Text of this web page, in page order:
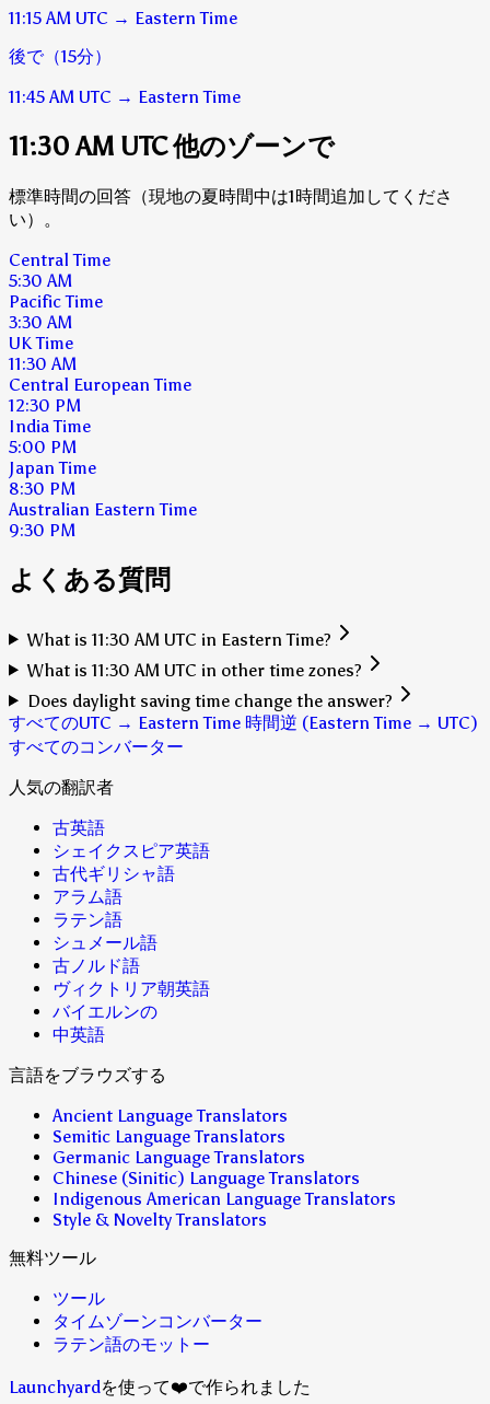
11:15 AM UTC → Eastern Time
後で（15分）
11:45 AM UTC → Eastern Time
11:30 AM UTC 他のゾーンで
標準時間の回答（現地の夏時間中は1時間追加してくださ
い）。
Central Time
5:30 AM
Pacific Time
3:30 AM
UK Time
11:30 AM
Central European Time
12:30 PM
India Time
5:00 PM
Japan Time
8:30 PM
Australian Eastern Time
9:30 PM
よくある質問
What is 11:30 AM UTC in Eastern Time?
What is 11:30 AM UTC in other time zones?
Does daylight saving time change the answer?
すべてのUTC → Eastern Time 時間逆 (Eastern Time → UTC)
すべてのコンバーター
人気の翻訳者
古英語
シェイクスピア英語
古代ギリシャ語
アラム語
ラテン語
シュメール語
古ノルド語
ヴィクトリア朝英語
バイエルンの
中英語
言語をブラウズする
Ancient Language Translators
Semitic Language Translators
Germanic Language Translators
Chinese (Sinitic) Language Translators
Indigenous American Language Translators
Style & Novelty Translators
無料ツール
ツール
タイムゾーンコンバーター
ラテン語のモットー
Launchyardを使って❤️で作られました